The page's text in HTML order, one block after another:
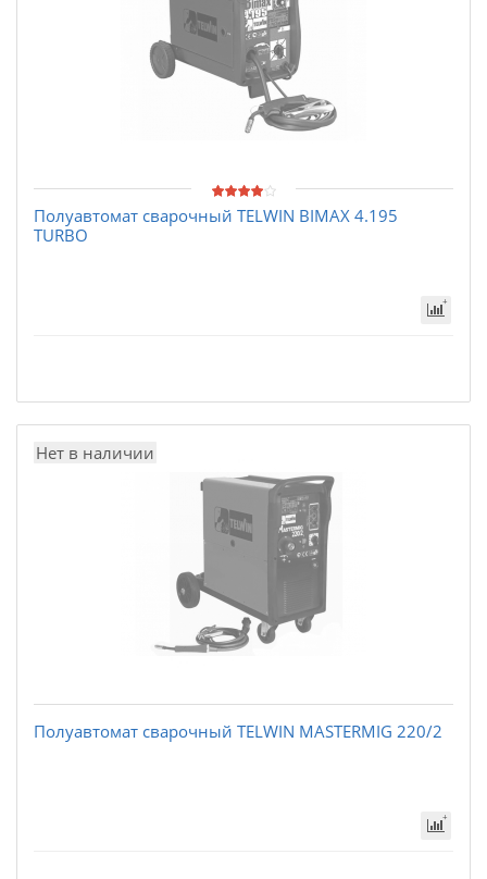
Полуавтомат сварочный TELWIN BIMAX 4.195
TURBO
Нет в наличии
Полуавтомат сварочный TELWIN MASTERMIG 220/2